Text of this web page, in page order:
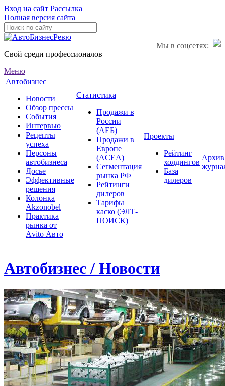
Вход на сайт Рассылка
Полная версия сайта
Мы в соцсетях:
Свой среди профессионалов
Меню
Автобизнес
Новости
Обзор прессы
События
Интервью
Рецепты
успеха
Персоны
автобизнеса
Досье
Эффективные
решения
Колонка
Akzonobel
Практика
рынка от
Аvito Авто
Статистика
Продажи в
России
(АЕБ)
Продажи в
Европе
(ACEA)
Сегментация
рынка РФ
Рейтинги
дилеров
Тарифы
каско (ЭЛТ-
ПОИСК)
Проекты
Рейтинг
холдингов
База
дилеров
Архив
Автобизнес / Новости